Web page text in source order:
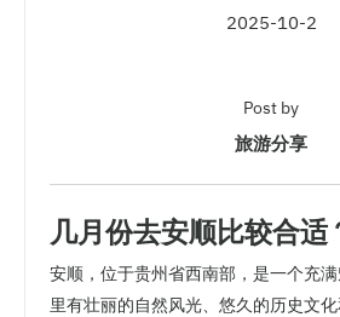
2025-10-2
Post by
旅游分享
几月份去安顺比较合适
安顺，位于贵州省西南部，是一个充
里有壮丽的自然风光、悠久的历史文